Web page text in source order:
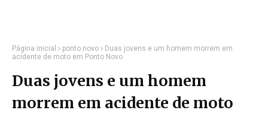
Página inicial ponto novo
Duas jovens e um homem morrem em
acidente de moto em Ponto Novo
Duas jovens e um homem
morrem em acidente de moto